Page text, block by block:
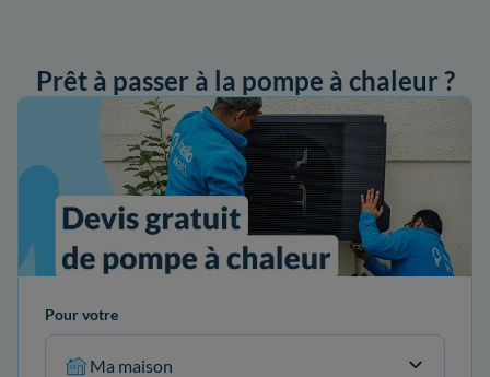
Prêt à passer à la pompe à chaleur ?
Pour votre
Ma maison